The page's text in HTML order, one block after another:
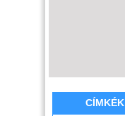
CÍMKÉK